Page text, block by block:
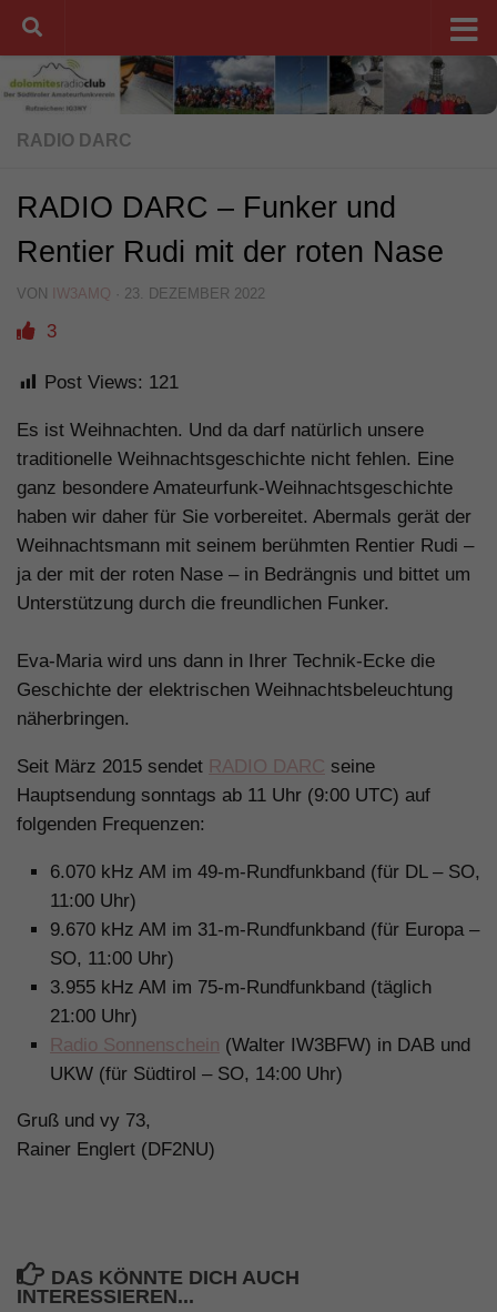
Unter dem Inhalt
RADIO DARC
RADIO DARC – Funker und
Rentier Rudi mit der roten Nase
VON IW3AMQ · 23. DEZEMBER 2022
3
Post Views: 121
Es ist Weihnachten. Und da darf natürlich unsere
traditionelle Weihnachtsgeschichte nicht fehlen. Eine
ganz besondere Amateurfunk-Weihnachtsgeschichte
haben wir daher für Sie vorbereitet. Abermals gerät der
Weihnachtsmann mit seinem berühmten Rentier Rudi –
ja der mit der roten Nase – in Bedrängnis und bittet um
Unterstützung durch die freundlichen Funker.
Eva-Maria wird uns dann in Ihrer Technik-Ecke die
Geschichte der elektrischen Weihnachtsbeleuchtung
näherbringen.
Seit März 2015 sendet RADIO DARC seine
Hauptsendung sonntags ab 11 Uhr (9:00 UTC) auf
folgenden Frequenzen:
6.070 kHz AM im 49-m-Rundfunkband (für DL – SO,
11:00 Uhr)
9.670 kHz AM im 31-m-Rundfunkband (für Europa –
SO, 11:00 Uhr)
3.955 kHz AM im 75-m-Rundfunkband (täglich
21:00 Uhr)
Radio Sonnenschein (Walter IW3BFW) in DAB und
UKW (für Südtirol – SO, 14:00 Uhr)
Gruß und vy 73,
Rainer Englert (DF2NU)
DAS KÖNNTE DICH AUCH
INTERESSIEREN...